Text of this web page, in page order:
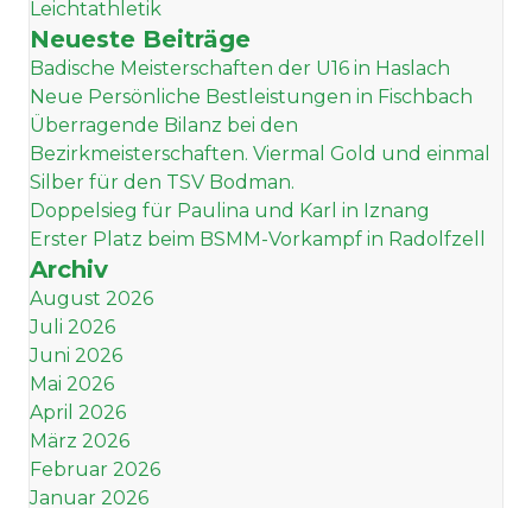
Leichtathletik
Neueste Beiträge
Badische Meisterschaften der U16 in Haslach
Neue Persönliche Bestleistungen in Fischbach
Überragende Bilanz bei den
Bezirkmeisterschaften. Viermal Gold und einmal
Silber für den TSV Bodman.
Doppelsieg für Paulina und Karl in Iznang
Erster Platz beim BSMM-Vorkampf in Radolfzell
Archiv
August 2026
Juli 2026
Juni 2026
Mai 2026
April 2026
März 2026
Februar 2026
Januar 2026